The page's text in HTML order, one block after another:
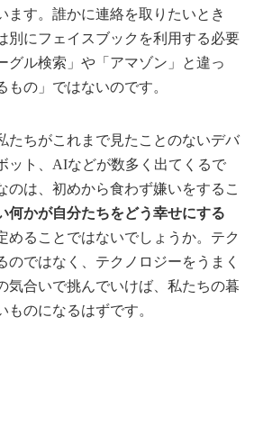
ます。誰かに連絡を取りたいとき
別にフェイスブックを利用する必要
グル検索」や「アマゾン」と違っ
もの」ではないのです。
たちがこれまで見たことのないデバ
ット、AIなどが数多く出てくるで
のは、初めから食わず嫌いをするこ
何かが自分たちをどう幸せにする
めることではないでしょうか。テク
のではなく、テクノロジーをうまく
気合いで挑んでいけば、私たちの暮
ものになるはずです。